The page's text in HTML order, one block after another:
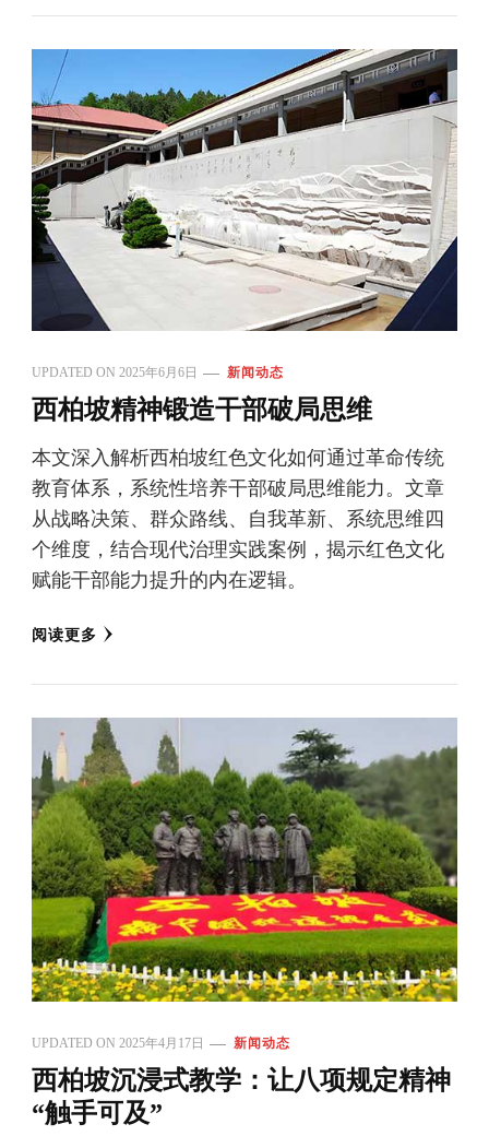
UPDATED ON 2025年6月6日 新闻动态
西柏坡精神锻造干部破局思维
本文深入解析西柏坡红色文化如何通过革命传统
教育体系，系统性培养干部破局思维能力。文章
从战略决策、群众路线、自我革新、系统思维四
个维度，结合现代治理实践案例，揭示红色文化
赋能干部能力提升的内在逻辑。
阅读更多
UPDATED ON 2025年4月17日 新闻动态
西柏坡沉浸式教学：让八项规定精神
“触手可及”